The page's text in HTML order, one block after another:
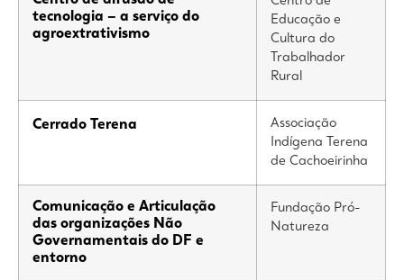
tecnologia – a serviço do
agroextrativismo
Educação e
Cultura do
Trabalhador
Rural
Cerrado Terena
Associação
Indígena Terena
de Cachoeirinha
Comunicação e Articulação
das organizações Não
Governamentais do DF e
entorno
Fundação Pró-
Natureza